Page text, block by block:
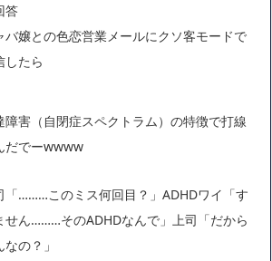
答
バ嬢との色恋営業メールにクソ客モードで
したら
障害（自閉症スペクトラム）の特徴で打線
だでーwwww
「………このミス何回目？」ADHDワイ「す
せん………そのADHDなんで」上司「だから
なの？」